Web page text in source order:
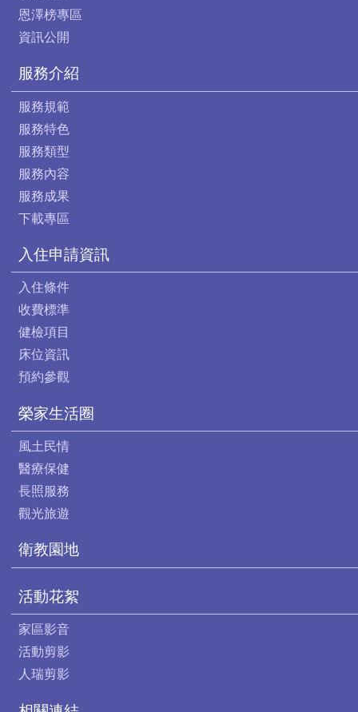
恩澤榜專區
資訊公開
服務介紹
服務規範
服務特色
服務類型
服務內容
服務成果
下載專區
入住申請資訊
入住條件
收費標準
健檢項目
床位資訊
預約參觀
榮家生活圈
風土民情
醫療保健
長照服務
觀光旅遊
衛教園地
活動花絮
家區影音
活動剪影
人瑞剪影